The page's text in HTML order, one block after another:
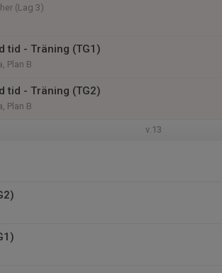
(Lag 3)
tid - Träning (TG1)
Plan B
tid - Träning (TG2)
Plan B
v.13